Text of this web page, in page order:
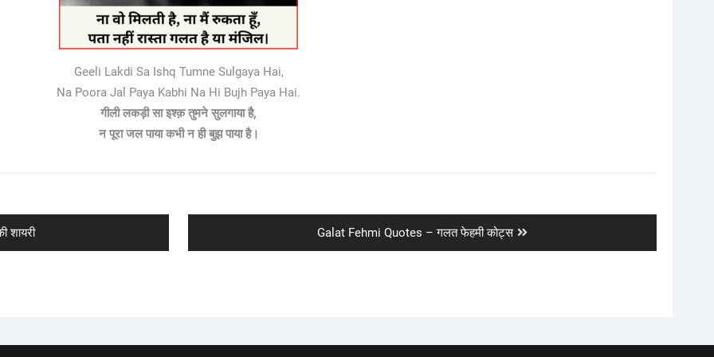
Geeli Lakdi Sa Ishq Tumne Sulgaya Hai,
Na Poora Jal Paya Kabhi Na Hi Bujh Paya Hai.
गीली लकड़ी सा इश्क़ तुमने सुलगाया है,
न पूरा जल पाया कभी न ही बुझ पाया है।
शायरी
Next
post:
Galat Fehmi Quotes – गलत फेहमी कोट्स